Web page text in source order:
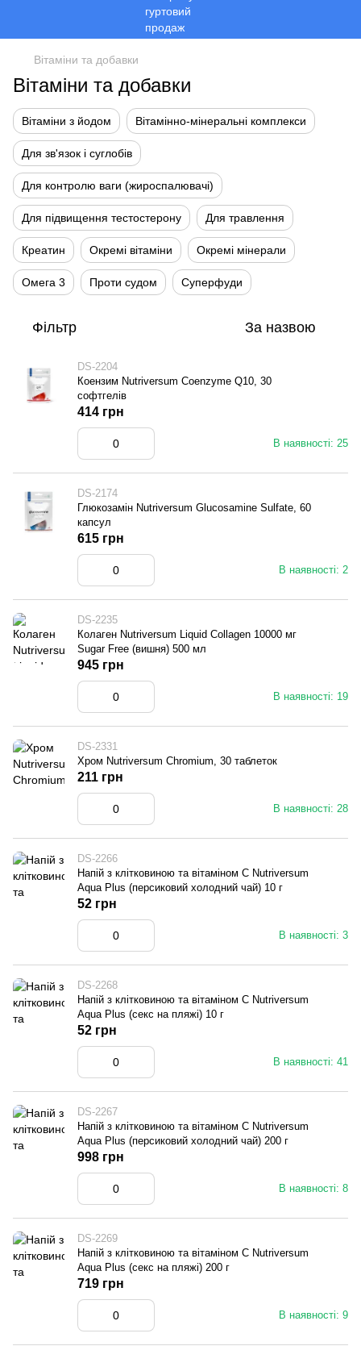
Вітаміни та добавки
Вітаміни та добавки
Вітаміни з йодом Вітамінно-мінеральні комплекси
Для зв'язок і суглобів
Для контролю ваги (жироспалювачі)
Для підвищення тестостерону Для травлення
Креатин Окремі вітаміни Окремі мінерали
Омега 3 Проти судом Суперфуди
Фільтр За назвою
DS-2204
Коензим Nutriversum Coenzyme Q10, 30
софтгелів
В наявності: 25
414 грн
DS-2174
Глюкозамін Nutriversum Glucosamine Sulfate, 60
капсул
В наявності: 2
615 грн
DS-2235
Колаген Nutriversum Liquid Collagen 10000 мг
Sugar Free (вишня) 500 мл
В наявності: 19
945 грн
DS-2331
Хром Nutriversum Chromium, 30 таблеток
В наявності: 28
211 грн
DS-2266
Напій з клітковиною та вітаміном С Nutriversum
Aqua Plus (персиковий холодний чай) 10 г
В наявності: 3
52 грн
DS-2268
Напій з клітковиною та вітаміном С Nutriversum
Aqua Plus (секс на пляжі) 10 г
В наявності: 41
52 грн
DS-2267
Напій з клітковиною та вітаміном С Nutriversum
Aqua Plus (персиковий холодний чай) 200 г
В наявності: 8
998 грн
DS-2269
Напій з клітковиною та вітаміном С Nutriversum
Aqua Plus (секс на пляжі) 200 г
В наявності: 9
719 грн